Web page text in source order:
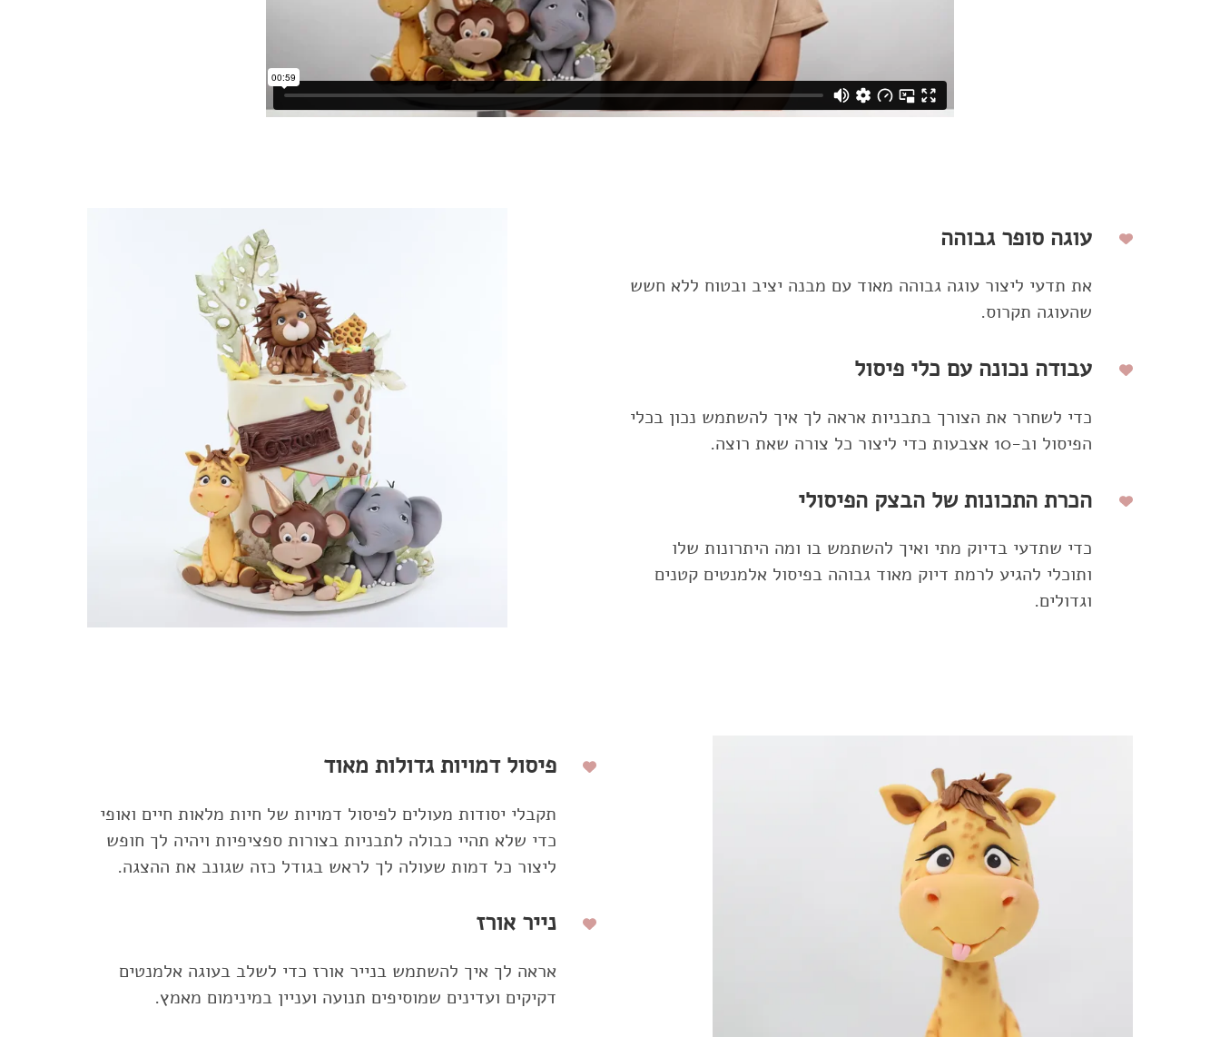
עוגה סופר גבוהה
את תדעי ליצור עוגה גבוהה מאוד עם מבנה יציב ובטוח ללא חשש
שהעוגה תקרוס.
עבודה נכונה עם כלי פיסול
כדי לשחרר את הצורך בתבניות אראה לך איך להשתמש נכון בכלי
הפיסול וב-10 אצבעות כדי ליצור כל צורה שאת רוצה.
הכרת התכונות של הבצק הפיסולי
כדי שתדעי בדיוק מתי ואיך להשתמש בו ומה היתרונות שלו
ותוכלי להגיע לרמת דיוק מאוד גבוהה בפיסול אלמנטים קטנים
וגדולים.
פיסול דמויות גדולות מאוד
תקבלי יסודות מעולים לפיסול דמויות של חיות מלאות חיים ואופי
כדי שלא תהיי כבולה לתבניות בצורות ספציפיות ויהיה לך חופש
ליצור כל דמות שעולה לך לראש בגודל כזה שגונב את ההצגה.
נייר אורז
אראה לך איך להשתמש בנייר אורז כדי לשלב בעוגה אלמנטים
דקיקים ועדינים שמוסיפים תנועה ועניין במינימום מאמץ.